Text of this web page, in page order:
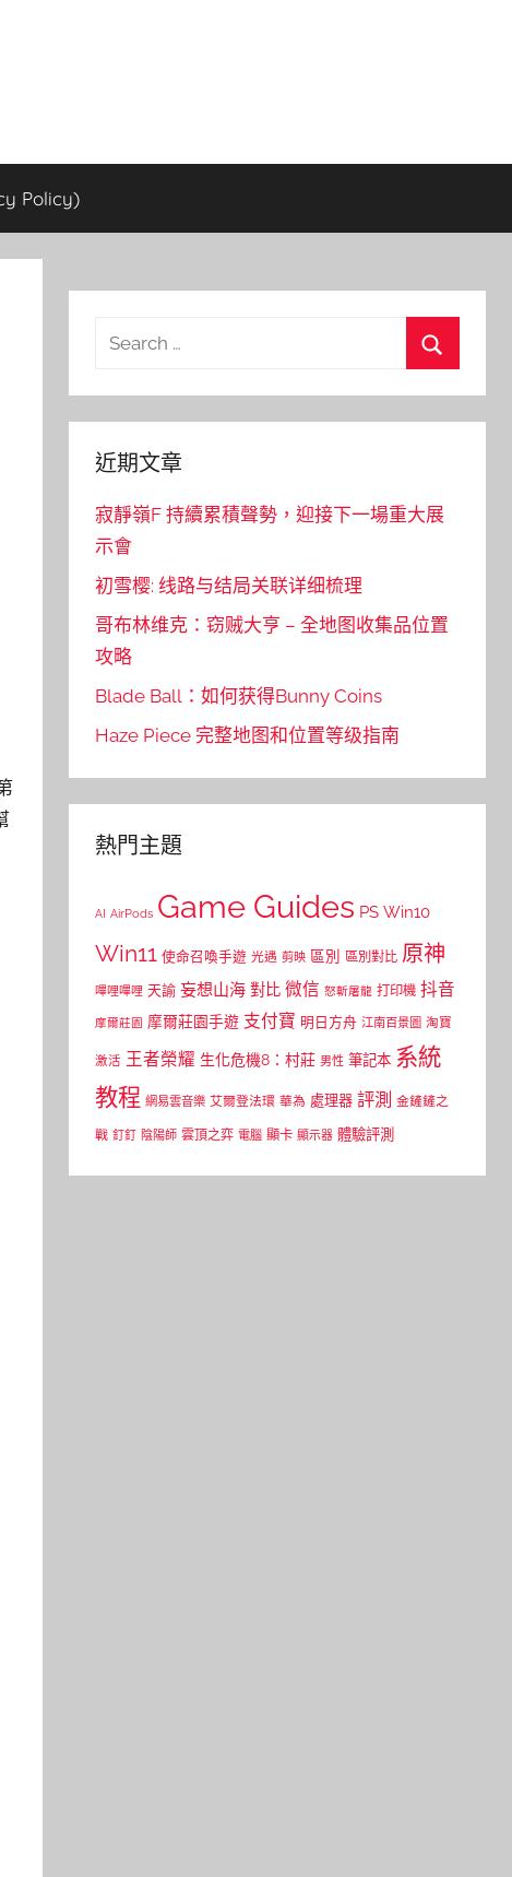
Policy)
Search
近期文章
寂靜嶺F 持續累積聲勢，迎接下一場重大展
示會
初雪樱: 线路与结局关联详细梳理
哥布林维克：窃贼大亨 – 全地图收集品位置
攻略
Blade Ball：如何获得Bunny Coins
Haze Piece 完整地图和位置等级指南
熱門主題
AI AirPods Game Guides PS Win10
Win11 使命召喚手遊 光遇 剪映 區別 區別對比 原神
嗶哩嗶哩 天諭 妄想山海 對比 微信 怒斬屠龍 打印機 抖音
摩爾莊園 摩爾莊園手遊 支付寶 明日方舟 江南百景圖 淘寶
激活 王者榮耀 生化危機8：村莊 男性 筆記本 系統
教程 網易雲音樂 艾爾登法環 華為 處理器 評測 金鏟鏟之
戰 釘釘 陰陽師 雲頂之弈 電腦 顯卡 顯示器 體驗評測